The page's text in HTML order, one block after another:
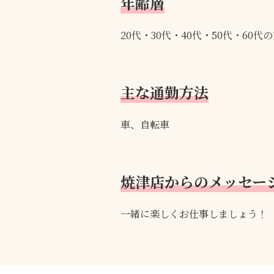
20代・30代・40代・50代・60代
主な通勤方法
車、自転車
焼津店からのメッセー
一緒に楽しくお仕事しましょう！